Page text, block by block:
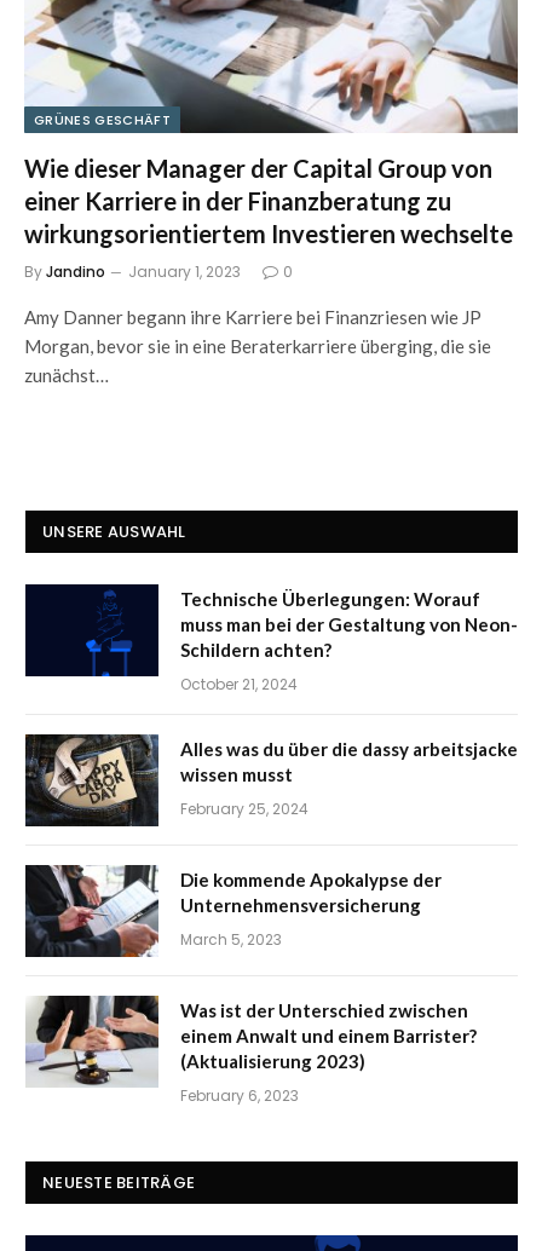
GRÜNES GESCHÄFT
Wie dieser Manager der Capital Group von
einer Karriere in der Finanzberatung zu
wirkungsorientiertem Investieren wechselte
ByJandino January 1, 2023 0
Amy Danner begann ihre Karriere bei Finanzriesen wie JP
Morgan, bevor sie in eine Beraterkarriere überging, die sie
zunächst…
UNSERE AUSWAHL
Technische Überlegungen: Worauf
muss man bei der Gestaltung von Neon-
Schildern achten?
October 21, 2024
Alles was du über die dassy arbeitsjacke
wissen musst
February 25, 2024
Die kommende Apokalypse der
Unternehmensversicherung
March 5, 2023
Was ist der Unterschied zwischen
einem Anwalt und einem Barrister?
(Aktualisierung 2023)
February 6, 2023
NEUESTE BEITRÄGE